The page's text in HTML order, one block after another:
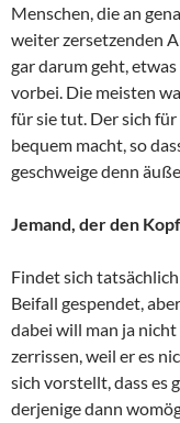
Menschen, die an
weiter zersetzenden
gar darum geht,
vorbei. Die meisten
für sie tut. Der sich
bequem macht, so
geschweige denn
Jemand, der den
Findet sich
Beifall gespendet,
dabei will man ja
zerrissen, weil er es
sich vorstellt, dass es
derjenige dann